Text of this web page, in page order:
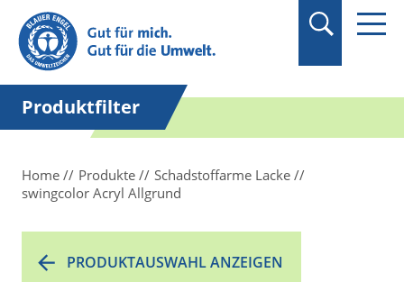
Suchbegriff in
Anführungszeichen
setzen.
Produktfilter
Home Produkte
Schadstoffarme Lacke
swingcolor Acryl Allgrund
PRODUKTAUSWAHL ANZEIGEN